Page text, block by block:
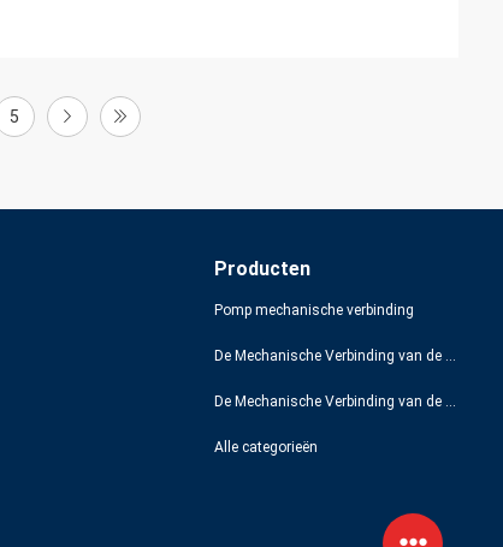
5
Producten
Pomp mechanische verbinding
De Mechanische Verbinding van de Grundfospomp
De Mechanische Verbinding van de Lowarapomp
Alle categorieën